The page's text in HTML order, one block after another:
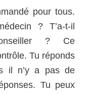
pour tous.
? T’a-t-il
? Ce
Tu réponds
il n’y a pas de
Tu peux